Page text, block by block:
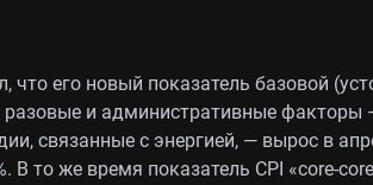
что его новый показатель базовой
и административные факторы
связанные с энергией, — вырос в
В то же время показатель CPI «core-